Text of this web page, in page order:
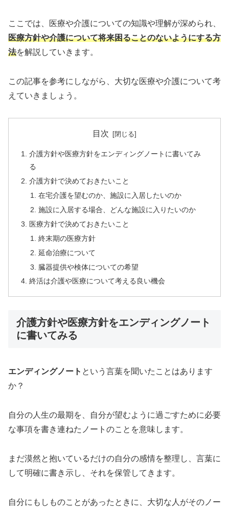
ここでは、医療や介護についての知識や理解が深められ、
医療方針や介護について将来困ることのないようにする方
法を解説していきます。
この記事を参考にしながら、大切な医療や介護について考
えていきましょう。
目次
介護方針や医療方針をエンディングノートに書いてみ
る
介護方針で決めておきたいこと
在宅介護を望むのか、施設に入居したいのか
施設に入居する場合、どんな施設に入りたいのか
医療方針で決めておきたいこと
終末期の医療方針
延命治療について
臓器提供や検体についての希望
終活は介護や医療について考える良い機会
介護方針や医療方針をエンディングノート
に書いてみる
エンディングノート という言葉を聞いたことはあります
か？
自分の人生の最期を、自分が望むように過ごすために必要
な事項を書き連ねたノートのことを意味します。
まだ漠然と抱いているだけの自分の感情を整理し、言葉に
して明確に書き示し、それを保管してきます。
自分にもしものことがあったときに、大切な人がそのノー